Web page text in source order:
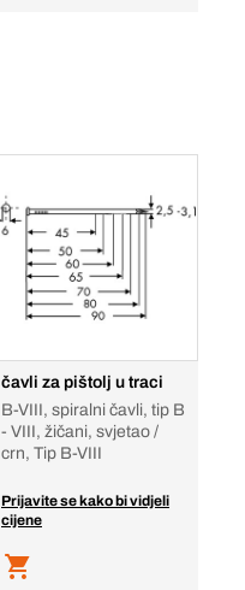
čavli za pištolj u traci
B-VIII, spiralni čavli, tip B
- VIII, žičani, svjetao /
crn, Tip B-VIII
Prijavite se kako bi vidjeli
cijene